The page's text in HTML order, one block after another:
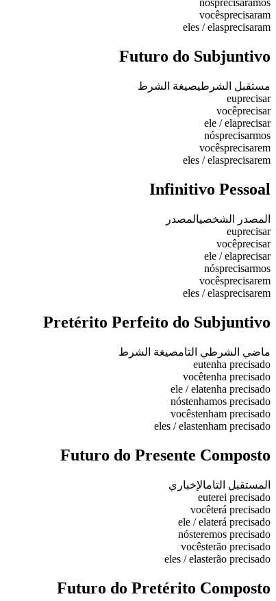
nósprecisáramos
vocêsprecisaram
eles / elasprecisaram
Futuro do Subjuntivo
مستقبل الشرطيصيغة الشرط
euprecisar
vocêprecisar
ele / elaprecisar
nósprecisarmos
vocêsprecisarem
eles / elasprecisarem
Infinitivo Pessoal
المصدر الشخصيالمصدر
euprecisar
vocêprecisar
ele / elaprecisar
nósprecisarmos
vocêsprecisarem
eles / elasprecisarem
Pretérito Perfeito do Subjuntivo
ماضي الشرطي التامصيغة الشرط
eutenha precisado
vocêtenha precisado
ele / elatenha precisado
nóstenhamos precisado
vocêstenham precisado
eles / elastenham precisado
Futuro do Presente Composto
المستقبل التامالإخباري
euterei precisado
vocêterá precisado
ele / elaterá precisado
nósteremos precisado
vocêsterão precisado
eles / elasterão precisado
Futuro do Pretérito Composto